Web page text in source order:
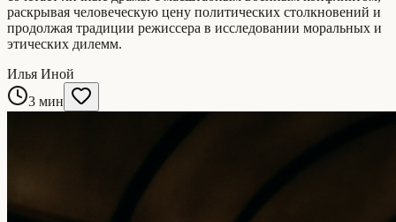
раскрывая человеческую цену политических столкновений и
продолжая традиции режиссера в исследовании моральных и
этических дилемм.
Илья Иной
3 мин